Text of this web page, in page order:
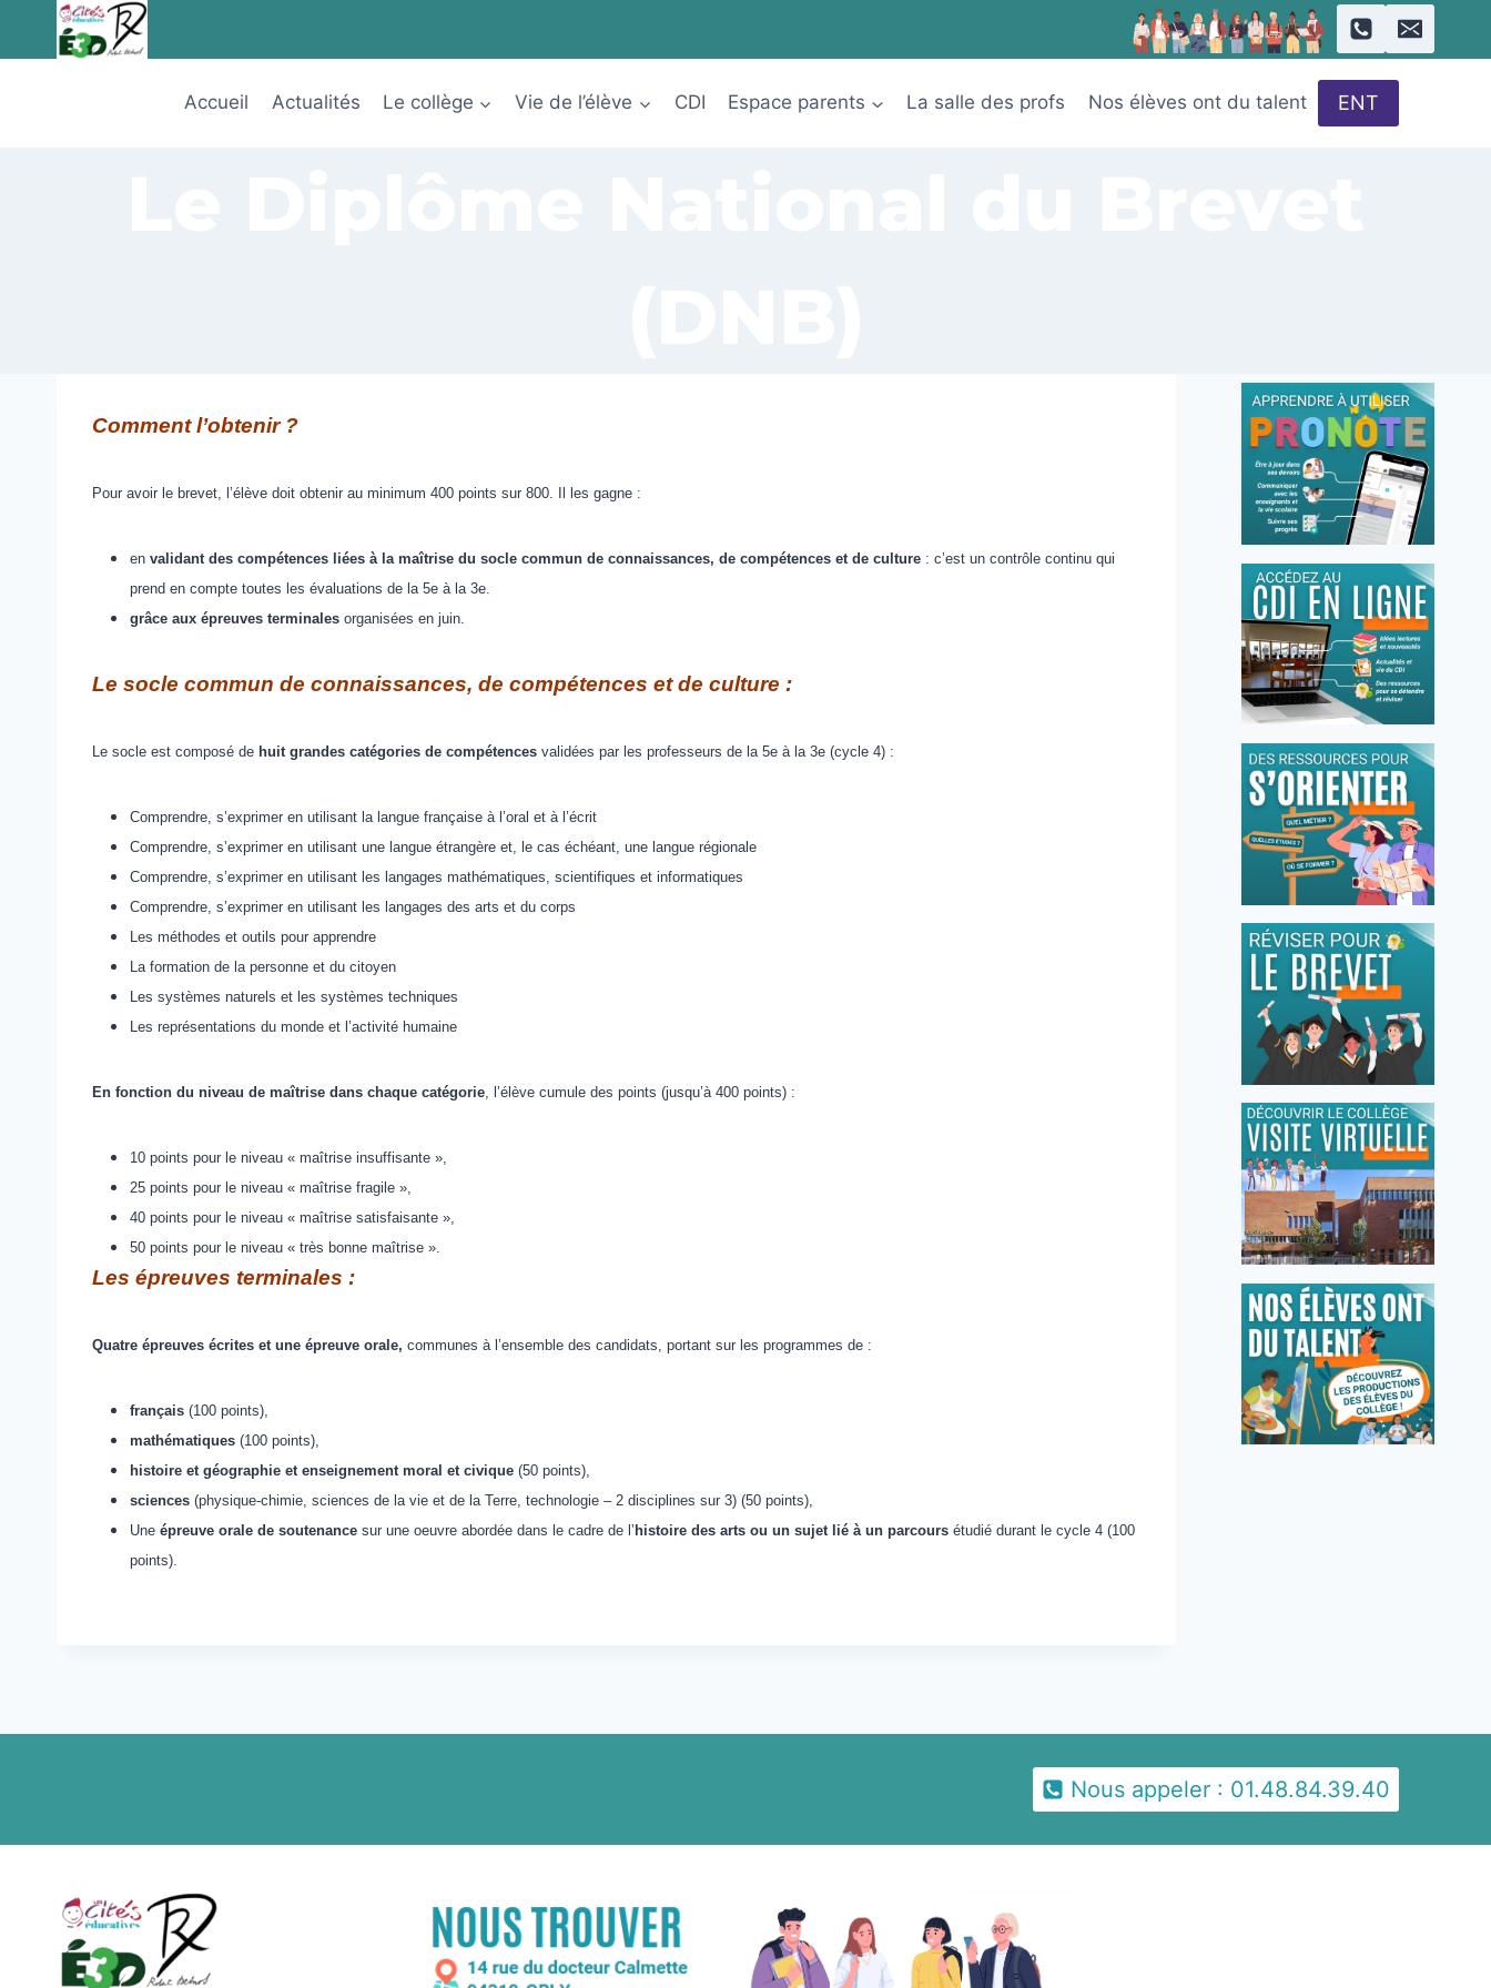
Accueil
Actualités Le collège Vie de l’élève CDI Espace parents La salle des profs Nos élèves ont du talent ENT
Comment l’obtenir ?
Pour avoir le brevet, l’élève doit obtenir au minimum 400 points sur 800. Il les gagne :
en validant des compétences liées à la maîtrise du socle commun de connaissances, de compétences et de culture : c’est un contrôle continu qui
prend en compte toutes les évaluations de la 5e à la 3e.
grâce aux épreuves terminales organisées en juin.
Le socle commun de connaissances, de compétences et de culture :
Le socle est composé de huit grandes catégories de compétences validées par les professeurs de la 5e à la 3e (cycle 4) :
Comprendre, s’exprimer en utilisant la langue française à l’oral et à l’écrit
Comprendre, s’exprimer en utilisant une langue étrangère et, le cas échéant, une langue régionale
Comprendre, s’exprimer en utilisant les langages mathématiques, scientifiques et informatiques
Comprendre, s’exprimer en utilisant les langages des arts et du corps
Les méthodes et outils pour apprendre
La formation de la personne et du citoyen
Les systèmes naturels et les systèmes techniques
Les représentations du monde et l’activité humaine
En fonction du niveau de maîtrise dans chaque catégorie , l’élève cumule des points (jusqu’à 400 points) :
10 points pour le niveau « maîtrise insuffisante »,
25 points pour le niveau « maîtrise fragile »,
40 points pour le niveau « maîtrise satisfaisante »,
50 points pour le niveau « très bonne maîtrise ».
Les épreuves terminales :
Quatre épreuves écrites et une épreuve orale, communes à l’ensemble des candidats, portant sur les programmes de :
français (100 points),
mathématiques (100 points),
histoire et géographie et enseignement moral et civique (50 points),
sciences (physique-chimie, sciences de la vie et de la Terre, technologie – 2 disciplines sur 3) (50 points),
Une épreuve orale de soutenance sur une oeuvre abordée dans le cadre de l’ histoire des arts ou un sujet lié à un parcours étudié durant le cycle 4 (100
points).
Nous appeler : 01.48.84.39.40